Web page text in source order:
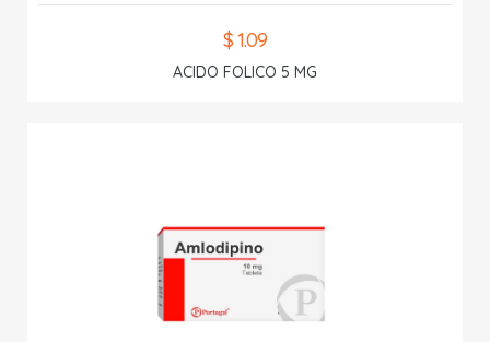
$ 1.09
ACIDO FOLICO 5 MG